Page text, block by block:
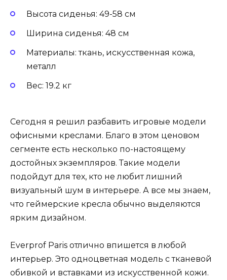
Высота сиденья: 49-58 см
Ширина сиденья: 48 см
Материалы: ткань, искусственная кожа,
металл
Вес: 19.2 кг
Сегодня я решил разбавить игровые модели
офисными креслами. Благо в этом ценовом
сегменте есть несколько по-настоящему
достойных экземпляров. Такие модели
подойдут для тех, кто не любит лишний
визуальный шум в интерьере. А все мы знаем,
что геймерские кресла обычно выделяются
ярким дизайном.
Everprof Paris отлично впишется в любой
интерьер. Это одноцветная модель с тканевой
обивкой и вставками из искусственной кожи.